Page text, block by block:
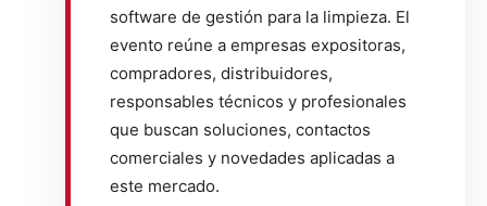
software de gestión para la limpieza. El
evento reúne a empresas expositoras,
compradores, distribuidores,
responsables técnicos y profesionales
que buscan soluciones, contactos
comerciales y novedades aplicadas a
este mercado.